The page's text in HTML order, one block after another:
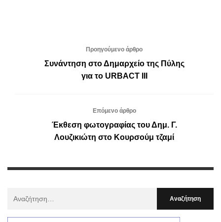
Προηγούμενο άρθρο
Συνάντηση στο Δημαρχείο της Πύλης
για το URBACT III
Επόμενο άρθρο
Έκθεση φωτογραφίας του Δημ. Γ.
Λουζικιώτη στο Κουρσούμ τζαμί
: